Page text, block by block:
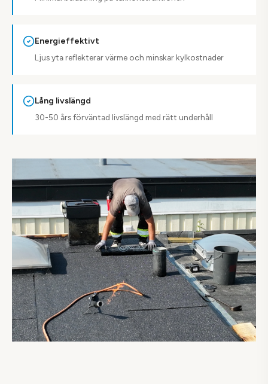
Energieffektivt
Ljus yta reflekterar värme och minskar kylkostnader
Lång livslängd
30-50 års förväntad livslängd med rätt underhåll